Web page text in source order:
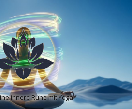
innere Ruhe mit Yoga